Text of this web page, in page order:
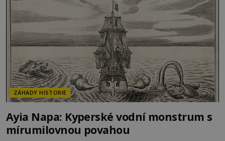
ZÁHADY HISTORIE
Ayia Napa: Kyperské vodní monstrum s
mírumilovnou povahou